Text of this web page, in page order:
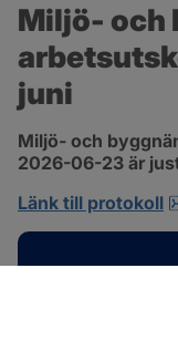
Miljö- och
juni
Miljö- och
2026-06-23 är
Länk till protokoll